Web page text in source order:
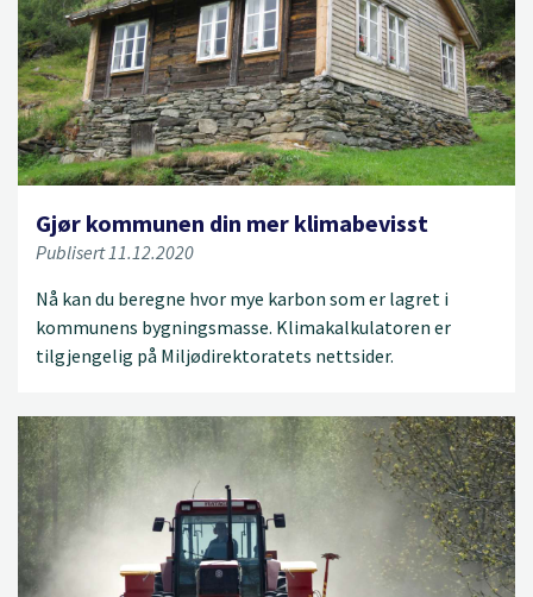
Gjør kommunen din mer klimabevisst
Publisert 11.12.2020
Nå kan du beregne hvor mye karbon som er lagret i
kommunens bygningsmasse. Klimakalkulatoren er
tilgjengelig på Miljødirektoratets nettsider.